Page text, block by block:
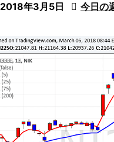
2018年3月5日  今日の